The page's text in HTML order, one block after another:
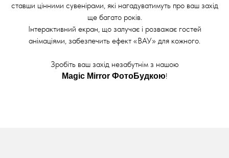
ставши цінними сувенірами, які нагадуватимуть про ваш захід
ще багато років.
Інтерактивний екран, що залучає і розважає гостей
анімаціями, забезпечить ефект «ВАУ» для кожного.
Зробіть ваш захід незабутнім з нашою
Magic Mirror ФотоБудкою!